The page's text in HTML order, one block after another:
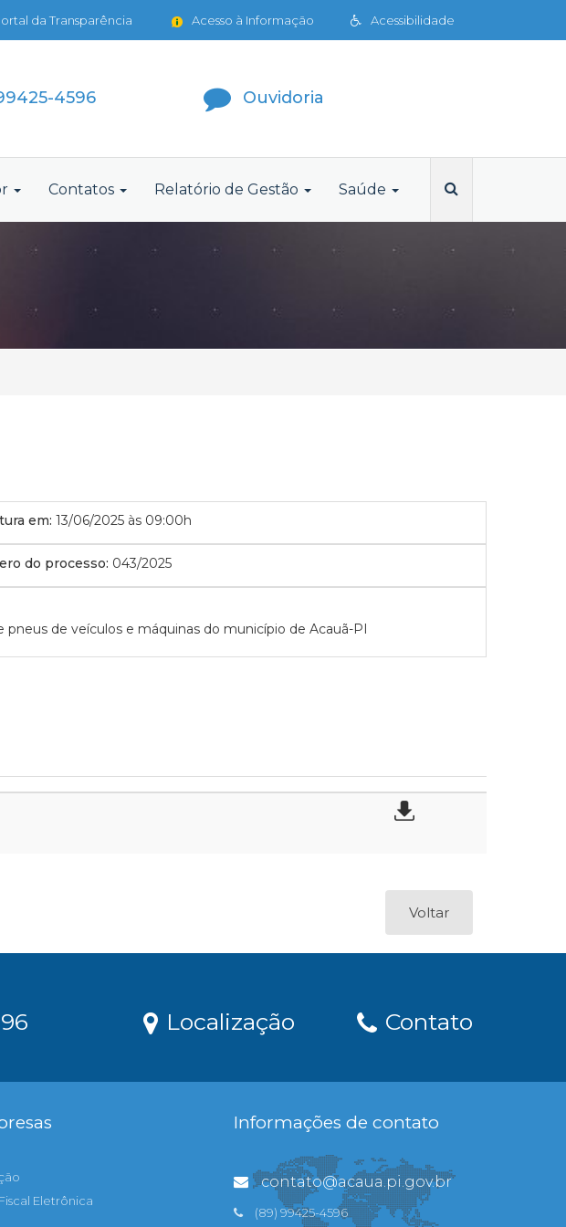
Acessibilidade
Acesso à Informação
da Transparência
4596 Ouvidoria
Contatos Relatório de Gestão Saúde
em: 13/06/2025 às 09:00h
do processo: 043/2025
de veículos e máquinas do município de Acauã-PI
Voltar
Localização Contato
Eletrônica
Informações de contato
contato@acaua.pi.gov.br
(89) 99425-4596